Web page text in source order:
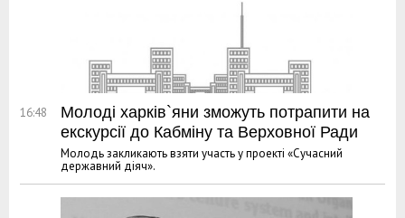
16:48
Молоді харків`яни зможуть потрапити на
екскурсії до Кабміну та Верховної Ради
Молодь закликають взяти участь у проекті «Сучасний
державний діяч».